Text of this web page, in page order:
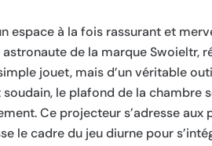
espace à la fois rassurant et
de la marque Swoieltr,
jouet, mais d’un véritable
le plafond de la chambre
Ce projecteur s’adresse
le cadre du jeu diurne pour